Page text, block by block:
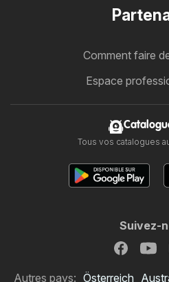
Comment faire
Espace
Tous vos catalogues
Suivez-
Autres pays: Österreich